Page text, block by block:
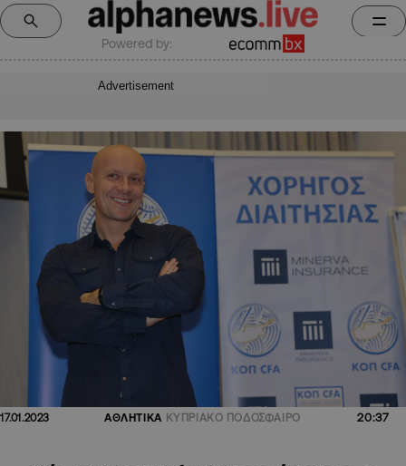
Powered by:
Advertisement
17.01.2023 ΑΘΛΗΤΙΚΑ ΚΥΠΡΙΑΚΟ ΠΟΔΟΣΦΑΙΡΟ 20:37